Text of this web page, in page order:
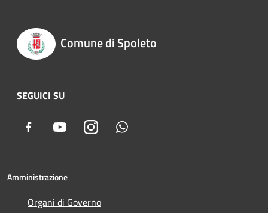
Comune di Spoleto
SEGUICI SU
Facebook YoutubeInstagram
Amministrazione
Organi di Governo